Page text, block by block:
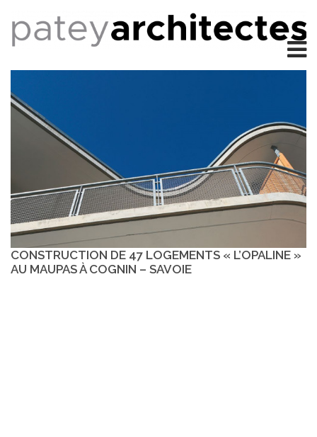
CONSTRUCTION DE 47 LOGEMENTS « L’OPALINE »
AU MAUPAS À COGNIN – SAVOIE